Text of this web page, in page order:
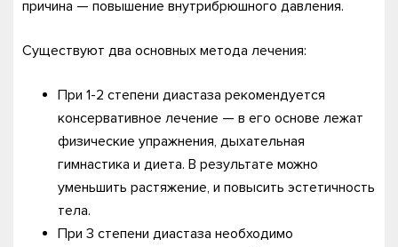
причина — повышение внутрибрюшного давления.
Существуют два основных метода лечения:
При 1-2 степени диастаза рекомендуется
консервативное лечение — в его основе лежат
физические упражнения, дыхательная
гимнастика и диета. В результате можно
уменьшить растяжение, и повысить эстетичность
тела.
При 3 степени диастаза необходимо